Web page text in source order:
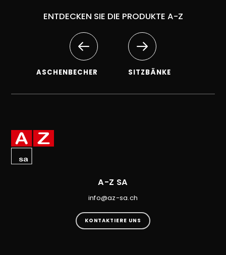
ENTDECKEN SIE DIE PRODUKTE A-Z
ASCHENBECHER SITZBÄNKE
A-Z SA
info@az-sa.ch
KONTAKTIERE UNS